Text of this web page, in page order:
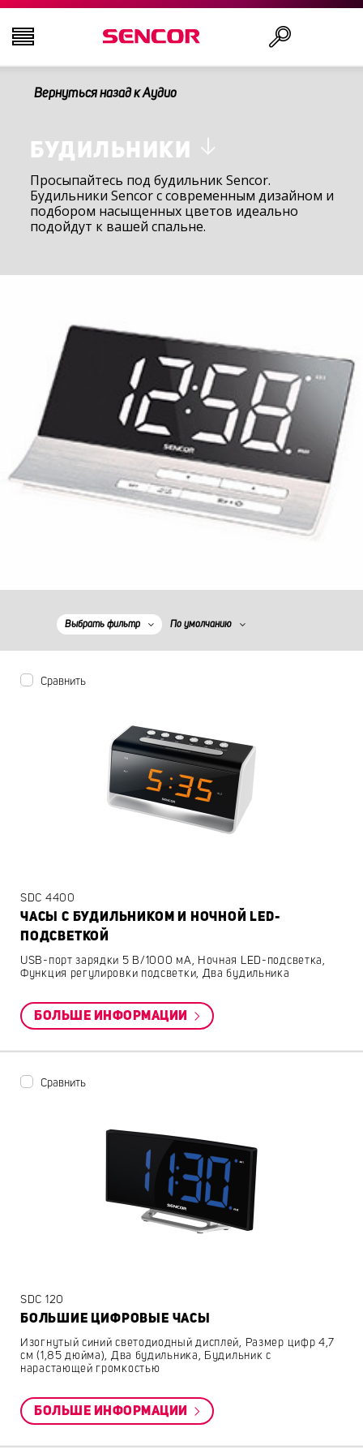
ТЕЛЕВИЗОРЫ
АУДИО-ВИДЕО
КУХНЯ
ОФИС И КАБЕЛИ
Вернуться назад к Аудио
БУДИЛЬНИКИ
Просыпайтесь под будильник Sencor.
Будильники Sencor с современным дизайном и
подбором насыщенных цветов идеально
подойдут к вашей спальне.
Выбрать фильтр По умолчанию
Сравнить
SDC 4400
ЧАСЫ С БУДИЛЬНИКОМ И НОЧНОЙ LED-
ПОДСВЕТКОЙ
USB-порт зарядки 5 В/1000 мA, Ночная LED-подсветка,
Функция регулировки подсветки, Два будильника
БОЛЬШЕ ИНФОРМАЦИИ
Сравнить
SDC 120
БОЛЬШИЕ ЦИФРОВЫЕ ЧАСЫ
Изогнутый синий светодиодный дисплей, Размер цифр 4,7
см (1,85 дюйма), Два будильника, Будильник с
нарастающей громкостью
БОЛЬШЕ ИНФОРМАЦИИ